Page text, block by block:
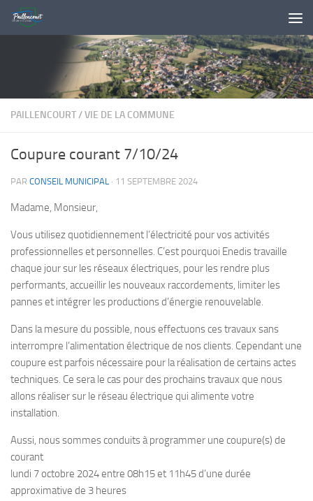
Skip to content
PAILLENCOURT/VIE DE LA COMMUNE
Coupure courant 7/10/24
PAR CONSEIL MUNICIPAL · 11 SEPTEMBRE 2024
Madame, Monsieur,
Vous utilisez quotidiennement l’électricité pour vos activités
professionnelles et personnelles. C’est pourquoi Enedis travaille
chaque jour sur les réseaux électriques, pour les rendre plus
performants, accueillir les nouveaux raccordements, limiter les
pannes et intégrer les productions d’énergie renouvelable.
Dans la mesure du possible, nous effectuons ces travaux sans
interrompre l’alimentation électrique de nos clients. Cependant une
coupure est parfois nécessaire pour la réalisation de certains actes
techniques. Ce sera le cas pour des prochains travaux que nous
allons réaliser sur le réseau électrique qui alimente votre
installation.
Aussi, nous sommes conduits à programmer une coupure(s) de
courant
lundi 7 octobre 2024 entre 08h15 et 11h45 d’une durée
approximative de 3 heures